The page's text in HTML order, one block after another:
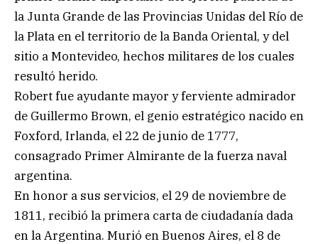
la Junta Grande de las Provincias Unidas del Río de
la Plata en el territorio de la Banda Oriental, y del
sitio a Montevideo, hechos militares de los cuales
resultó herido.
Robert fue ayudante mayor y ferviente admirador
de Guillermo Brown, el genio estratégico nacido en
Foxford, Irlanda, el 22 de junio de 1777,
consagrado Primer Almirante de la fuerza naval
argentina.
En honor a sus servicios, el 29 de noviembre de
1811, recibió la primera carta de ciudadanía dada
en la Argentina. Murió en Buenos Aires, el 8 de